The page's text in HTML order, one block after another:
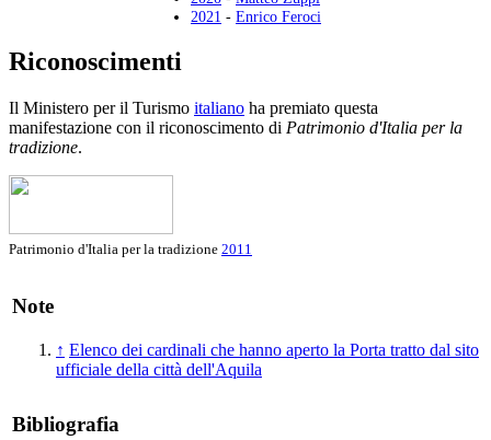
2021 - Enrico Feroci
Riconoscimenti
Il Ministero per il Turismo italiano ha premiato questa
manifestazione con il riconoscimento di Patrimonio d'Italia per la
tradizione.
Patrimonio d'Italia per la tradizione 2011
Note
↑ Elenco dei cardinali che hanno aperto la Porta tratto dal sito
ufficiale della città dell'Aquila
Bibliografia